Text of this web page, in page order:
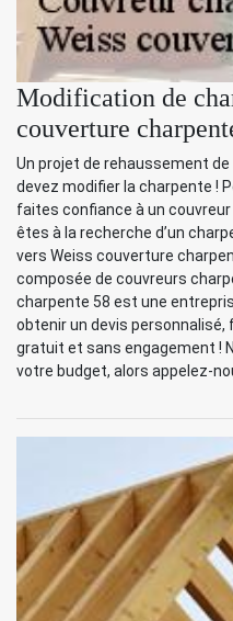
Modification de
couverture
Un projet de rehaussement
devez modifier la charpente !
faites confiance à un
êtes à la recherche d’un
vers Weiss couverture
composée de couvreurs
charpente 58 est une
obtenir un devis personnalisé,
gratuit et sans engagement !
votre budget, alors appelez-